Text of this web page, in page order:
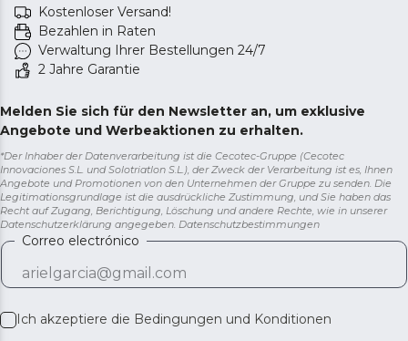
Kostenloser Versand!
Bezahlen in Raten
Verwaltung Ihrer Bestellungen 24/7
2 Jahre Garantie
Melden Sie sich für den Newsletter an, um exklusive
Angebote und Werbeaktionen zu erhalten.
*Der Inhaber der Datenverarbeitung ist die Cecotec-Gruppe (Cecotec
Innovaciones S.L. und Solotriatlon S.L.), der Zweck der Verarbeitung ist es, Ihnen
Angebote und Promotionen von den Unternehmen der Gruppe zu senden. Die
Legitimationsgrundlage ist die ausdrückliche Zustimmung, und Sie haben das
Recht auf Zugang, Berichtigung, Löschung und andere Rechte, wie in unserer
Datenschutzerklärung angegeben. Datenschutzbestimmungen
Correo electrónico
Ich akzeptiere die Bedingungen und Konditionen